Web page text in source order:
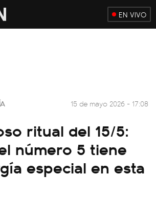
EN VIVO
15 de mayo 2026 - 17:08
ritual del 15/5:
número 5 tiene
especial en esta